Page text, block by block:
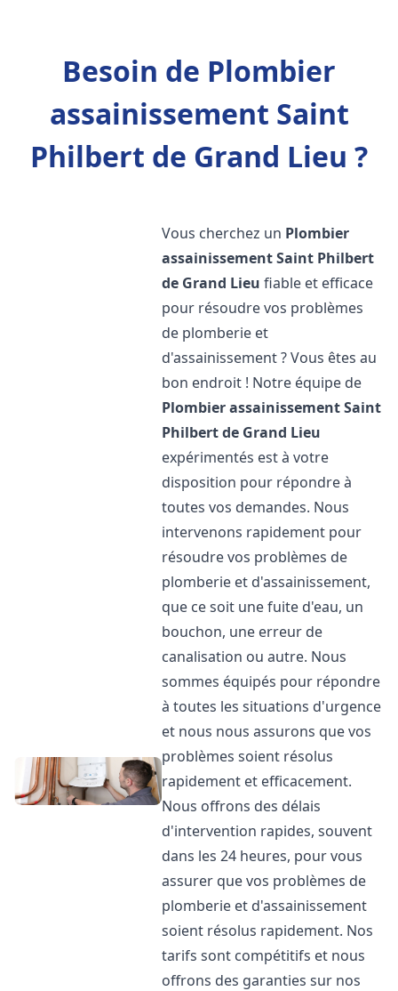
Besoin de Plombier
assainissement Saint
Philbert de Grand Lieu ?
Vous cherchez un Plombier
assainissementSaint Philbert
de Grand Lieu fiable et efficace
pour résoudre vos problèmes
de plomberie et
d'assainissement ? Vous êtes au
bon endroit ! Notre équipe de
Plombier assainissementSaint
Philbert de Grand Lieu
expérimentés est à votre
disposition pour répondre à
toutes vos demandes. Nous
intervenons rapidement pour
résoudre vos problèmes de
plomberie et d'assainissement,
que ce soit une fuite d'eau, un
bouchon, une erreur de
canalisation ou autre. Nous
sommes équipés pour répondre
à toutes les situations d'urgence
et nous nous assurons que vos
problèmes soient résolus
rapidement et efficacement.
Nous offrons des délais
d'intervention rapides, souvent
dans les 24 heures, pour vous
assurer que vos problèmes de
plomberie et d'assainissement
soient résolus rapidement. Nos
tarifs sont compétitifs et nous
offrons des garanties sur nos